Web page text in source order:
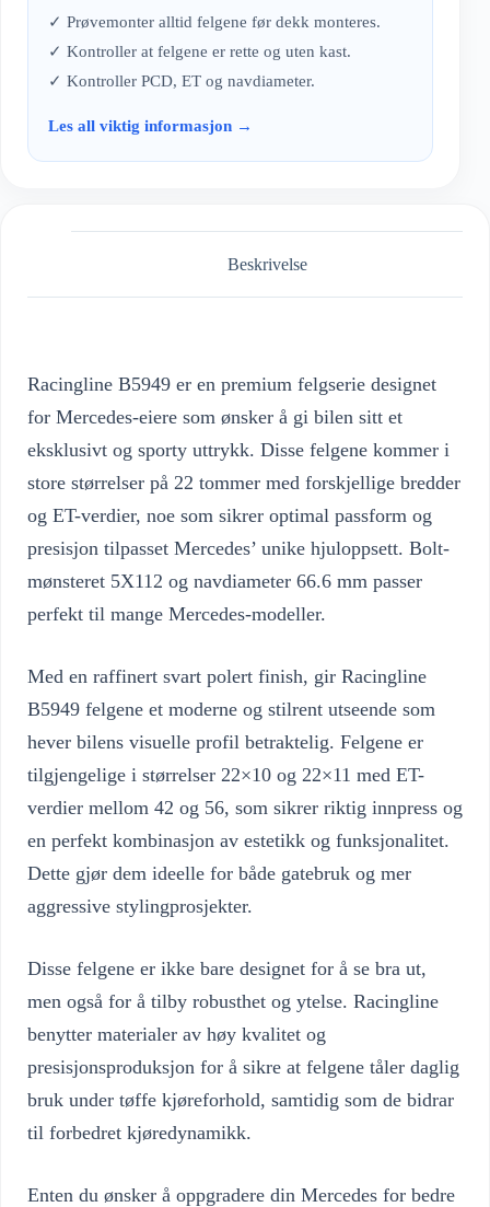
✓ Prøvemonter alltid felgene før dekk monteres.
✓ Kontroller at felgene er rette og uten kast.
✓ Kontroller PCD, ET og navdiameter.
Les all viktig informasjon →
Beskrivelse
Racingline B5949 er en premium felgserie designet
for Mercedes-eiere som ønsker å gi bilen sitt et
eksklusivt og sporty uttrykk. Disse felgene kommer i
store størrelser på 22 tommer med forskjellige bredder
og ET-verdier, noe som sikrer optimal passform og
presisjon tilpasset Mercedes’ unike hjuloppsett. Bolt-
mønsteret 5X112 og navdiameter 66.6 mm passer
perfekt til mange Mercedes-modeller.
Med en raffinert svart polert finish, gir Racingline
B5949 felgene et moderne og stilrent utseende som
hever bilens visuelle profil betraktelig. Felgene er
tilgjengelige i størrelser 22×10 og 22×11 med ET-
verdier mellom 42 og 56, som sikrer riktig innpress og
en perfekt kombinasjon av estetikk og funksjonalitet.
Dette gjør dem ideelle for både gatebruk og mer
aggressive stylingprosjekter.
Disse felgene er ikke bare designet for å se bra ut,
men også for å tilby robusthet og ytelse. Racingline
benytter materialer av høy kvalitet og
presisjonsproduksjon for å sikre at felgene tåler daglig
bruk under tøffe kjøreforhold, samtidig som de bidrar
til forbedret kjøredynamikk.
Enten du ønsker å oppgradere din Mercedes for bedre